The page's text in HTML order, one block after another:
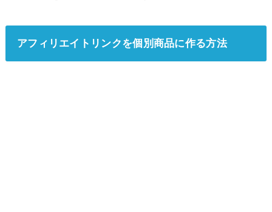
アフィリエイトリンクを個別商品に作る方法